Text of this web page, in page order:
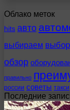
Облако меток
hits авто
выбираем выбор
обзор
правильно
россии советы такси
Последние